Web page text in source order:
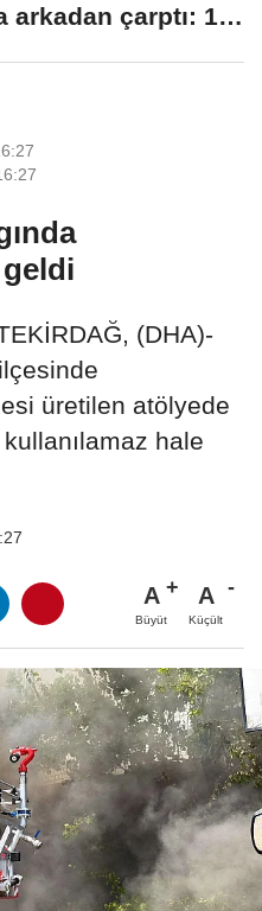
arkadan çarptı: 1
geldi
(DHA)-
üretilen atölyede
hale
A
Büyüt
A
Küçült